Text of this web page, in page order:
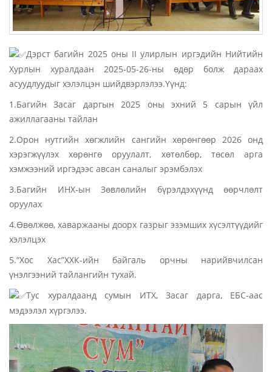
Дэрст багийн 2025 оны II улирлын иргэдийн Нийтийн
Хурлын хуралдаан 2025-05-26-ны өдөр болж дараах
асуудлуудыг хэлэлцэн шийдвэрлэлээ.Үүнд:
1.Багийн Засаг даргын 2025 оны эхний 5 сарын үйл
ажиллагааны тайлан
2.Орон нутгийн хөгжлийн сангийн хөрөнгөөр 2026 онд
хэрэгжүүлэх хөрөнгө оруулалт, хөтөлбөр, төсөл арга
хэмжээний иргэдээс авсан саналыг эрэмбэлэх
3.Багийн ИНХ-ын Зөвлөлийн бүрэлдэхүүнд өөрчлөлт
оруулах
4.Өвөлжөө, хаваржааны доорх газрыг эзэмших хүсэлтүүдийг
хэлэлцэх
5.“Хос Хас”ХХК-ийн байгаль орчны нарийвчилсан
үнэлгээний тайлангийн тухай.
Тус хуралдаанд сумын ИТХ, Засаг дарга, ЕБС-аас
мэдээлэл хүргэлээ.